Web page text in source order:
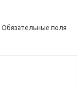
Обязательные поля